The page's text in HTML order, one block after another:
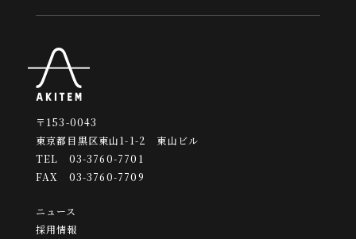
〒153-0043
東京都目黒区東山1-1-2 東山ビル
TEL 03-3760-7701
FAX 03-3760-7709
ニュース
採用情報